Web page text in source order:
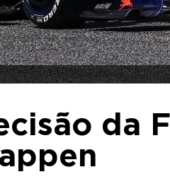
da